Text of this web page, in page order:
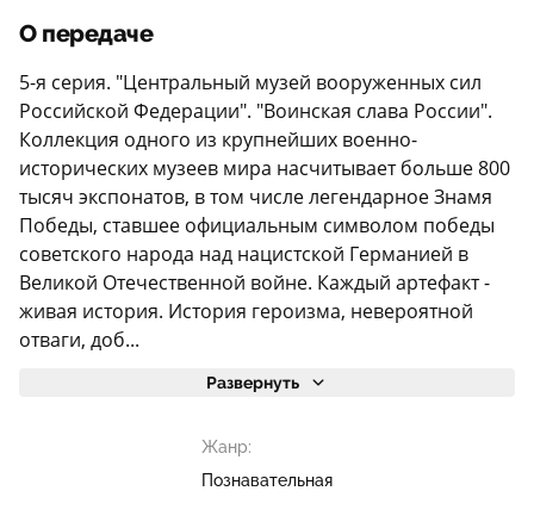
О передаче
5-я серия. "Центральный музей вооруженных сил
Российской Федерации". "Воинская слава России".
Коллекция одного из крупнейших военно-
исторических музеев мира насчитывает больше 800
тысяч экспонатов, в том числе легендарное Знамя
Победы, ставшее официальным символом победы
советского народа над нацистской Германией в
Великой Отечественной войне. Каждый артефакт -
живая история. История героизма, невероятной
отваги, доб...
Развернуть
Жанр:
Познавательная